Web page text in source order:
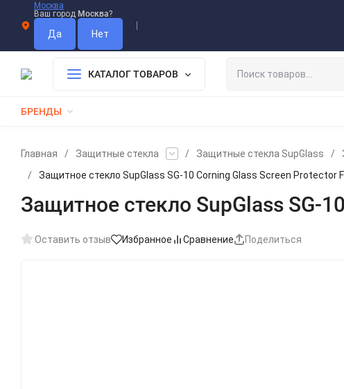
Москва
Ваш город Москва?
КАТАЛОГ ТОВАРОВ
БРЕНДЫ
Главная / Защитные стекла / Защитные стекла SupGlass /
/
Защитное стекло SupGlass SG-10 Corning Glass Screen Protector
Защитное стекло SupGlass SG-
Оставить отзыв Избранное Сравнение Поделиться